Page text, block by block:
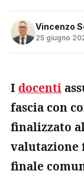
Vincenzo
25 giugno
I docenti
fascia con
finalizzato
valutazione
finale